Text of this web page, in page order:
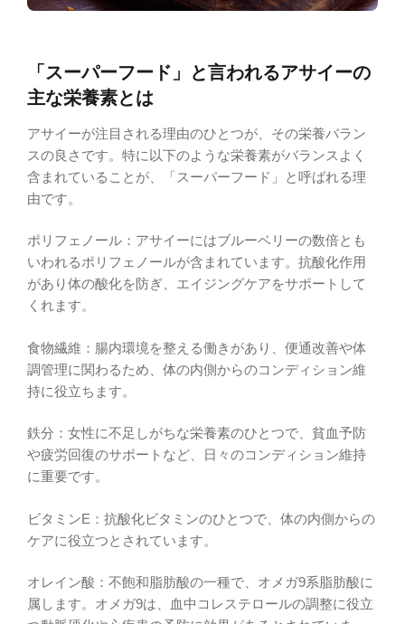
「スーパーフード」と言われるアサイーの
主な栄養素とは
アサイーが注目される理由のひとつが、その栄養バラン
スの良さです。特に以下のような栄養素がバランスよく
含まれていることが、「スーパーフード」と呼ばれる理
由です。
ポリフェノール：アサイーにはブルーベリーの数倍とも
いわれるポリフェノールが含まれています。抗酸化作用
があり体の酸化を防ぎ、エイジングケアをサポートして
くれます。
食物繊維：腸内環境を整える働きがあり、便通改善や体
調管理に関わるため、体の内側からのコンディション維
持に役立ちます。
鉄分：女性に不足しがちな栄養素のひとつで、貧血予防
や疲労回復のサポートなど、日々のコンディション維持
に重要です。
ビタミンE：抗酸化ビタミンのひとつで、体の内側からの
ケアに役立つとされています。
オレイン酸：不飽和脂肪酸の一種で、オメガ9系脂肪酸に
属します。オメガ9は、血中コレステロールの調整に役立